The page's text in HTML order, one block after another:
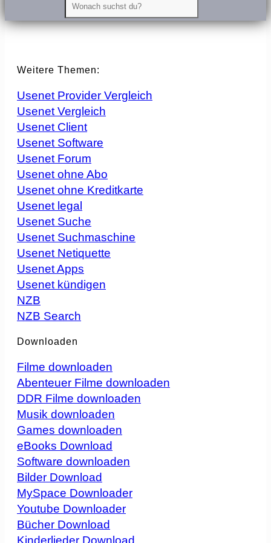
Weitere Themen:
Usenet Provider Vergleich
Usenet Vergleich
Usenet Client
Usenet Software
Usenet Forum
Usenet ohne Abo
Usenet ohne Kreditkarte
Usenet legal
Usenet Suche
Usenet Suchmaschine
Usenet Netiquette
Usenet Apps
Usenet kündigen
NZB
NZB Search
Downloaden
Filme downloaden
Abenteuer Filme downloaden
DDR Filme downloaden
Musik downloaden
Games downloaden
eBooks Download
Software downloaden
Bilder Download
MySpace Downloader
Youtube Downloader
Bücher Download